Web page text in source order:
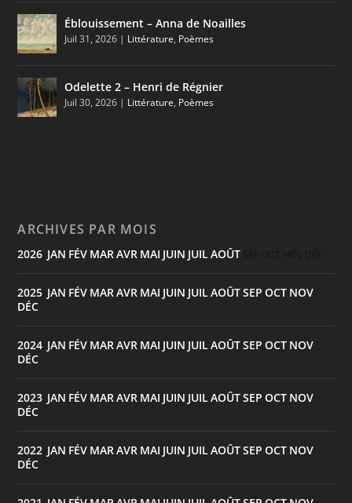
Éblouissement – Anna de Noailles
Juil 31, 2026 | Littérature, Poèmes
Odelette 2 – Henri de Régnier
Juil 30, 2026 | Littérature, Poèmes
ARCHIVES PAR MOIS
2026 JAN FÉV MARAVR MAI JUIN JUILAOÛT
2025 JAN FÉV MARAVR MAI JUIN JUILAOÛTSEP OCT NOV
DÉC
2024 JAN FÉV MARAVR MAI JUIN JUILAOÛTSEP OCT NOV
DÉC
2023 JAN FÉV MARAVR MAI JUIN JUILAOÛTSEP OCT NOV
DÉC
2022 JAN FÉV MARAVR MAI JUIN JUILAOÛTSEP OCT NOV
DÉC